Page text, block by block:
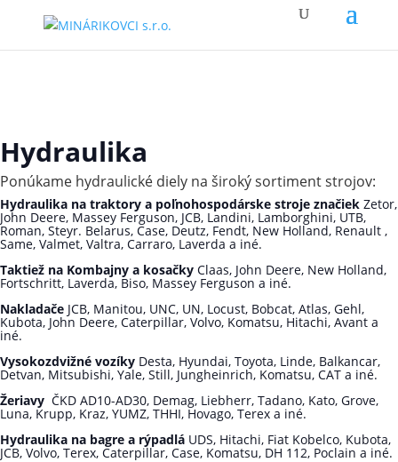
Hydraulika
Ponúkame hydraulické diely na široký sortiment strojov:
Hydraulika na traktory a poľnohospodárske stroje značiek Zetor,
John Deere, Massey Ferguson, JCB, Landini, Lamborghini, UTB,
Roman, Steyr. Belarus, Case, Deutz, Fendt, New Holland, Renault ,
Same, Valmet, Valtra, Carraro, Laverda a iné.
Taktiež na Kombajny a kosačky Claas, John Deere, New Holland,
Fortschritt, Laverda, Biso, Massey Ferguson a iné.
Nakladače JCB, Manitou, UNC, UN, Locust, Bobcat, Atlas, Gehl,
Kubota, John Deere, Caterpillar, Volvo, Komatsu, Hitachi, Avant a
iné.
Vysokozdvižné vozíky Desta, Hyundai, Toyota, Linde, Balkancar,
Detvan, Mitsubishi, Yale, Still, Jungheinrich, Komatsu, CAT a iné.
Žeriavy ČKD AD10-AD30, Demag, Liebherr, Tadano, Kato, Grove,
Luna, Krupp, Kraz, YUMZ, THHI, Hovago, Terex a iné.
Hydraulika na bagre a rýpadlá UDS, Hitachi, Fiat Kobelco, Kubota,
JCB, Volvo, Terex, Caterpillar, Case, Komatsu, DH 112, Poclain a iné.